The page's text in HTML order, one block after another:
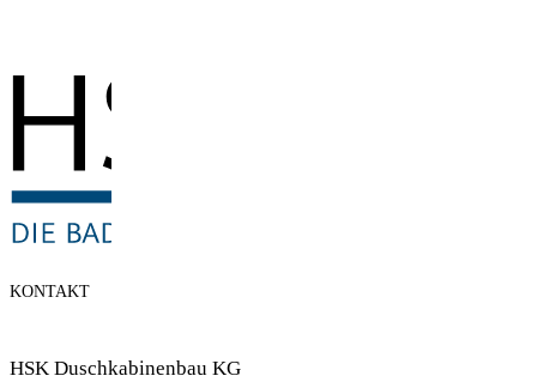
KONTAKT
HSK Duschkabinenbau KG